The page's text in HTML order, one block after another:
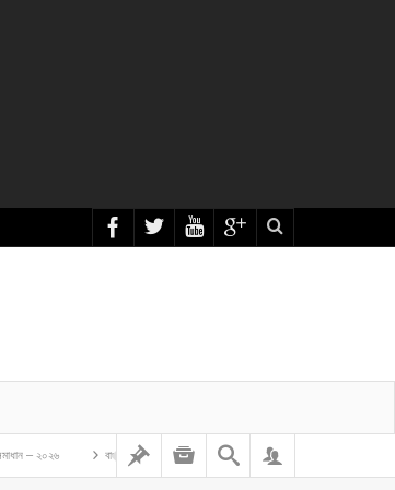
বাংলাদেশ গম ও ভুট্টা গবেষণা ইনস্টিটিউট এর অফিস সহকারী কাম কম্পিউটার মুদ্রাক্ষরিক